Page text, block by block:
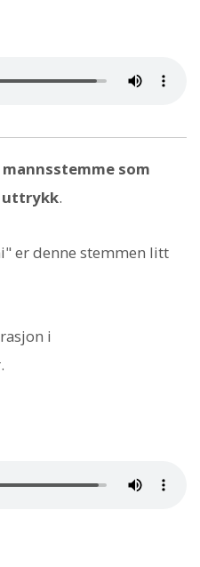
som
uttrykk.
er denne stemmen litt
i